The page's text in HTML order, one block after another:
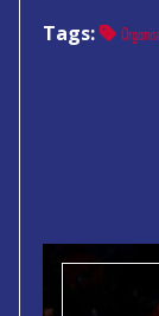
Tags: